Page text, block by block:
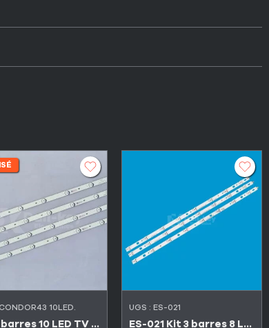
CONDOR43 10LED.
Kit 4 barres 10 LED TV 43″ 6V
UGS : ES-021
ES-021 Kit 3 barres 8 LED TV SONY 32″